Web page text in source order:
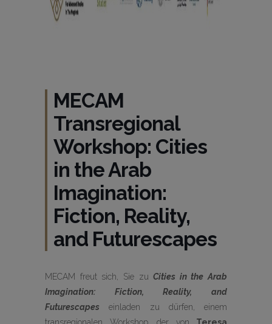
MECAM
Transregional
Workshop: Cities
in the Arab
Imagination:
Fiction, Reality,
and Futurescapes
MECAM freut sich, Sie zuCities in the Arab
Imagination: Fiction, Reality, and
Futurescapes einladen zu dürfen, einem